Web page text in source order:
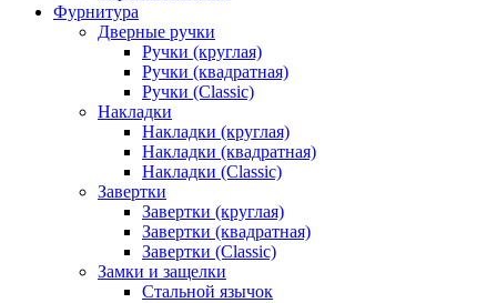
Фурнитура
Дверные ручки
Ручки (круглая)
Ручки (квадратная)
Ручки (Classic)
Накладки
Накладки (круглая)
Накладки (квадратная)
Накладки (Classic)
Завертки
Завертки (круглая)
Завертки (квадратная)
Завертки (Classic)
Замки и защелки
Стальной язычок